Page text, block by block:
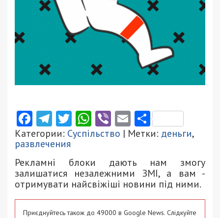
Facebook
Telegram
Twitter
WhatsApp
ViberEmail
Категории: Суспільство | Метки: деньги,
развлечения
Рекламні блоки дають нам змогу
залишатися незалежними ЗМІ, а вам -
отримувати найсвіжіші новини під ними.
Приєднуйтесь також до 49000 в Google News. Слідкуйте